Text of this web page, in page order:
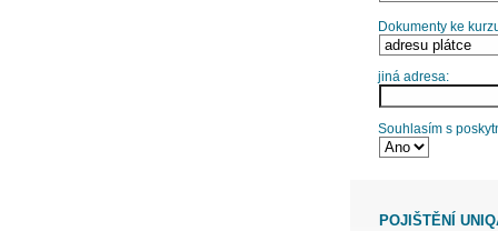
Dokumenty ke
jiná adresa:
Souhlasím s
POJIŠTĚNÍ